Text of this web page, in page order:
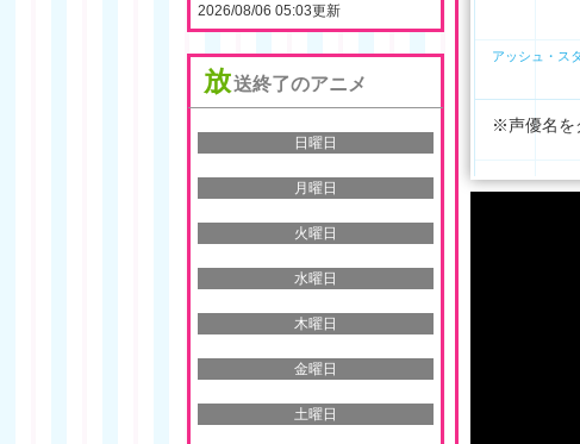
アッシュ・ス
※声優名を
2026/08/06 05:03更新
放送終了のアニメ
日曜日
月曜日
火曜日
水曜日
木曜日
金曜日
土曜日